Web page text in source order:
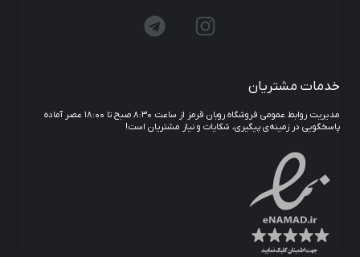
خدمات مشتریان
مدیریت روابط عمومی فروشگاه روبان قرمز از ساعت ۸:۳۰ صبح تا ۱۸:۰۰ عصر آماده
پاسخگویی در زمینه‌ی پیگیری، شکایات و نیاز مشتریان است!